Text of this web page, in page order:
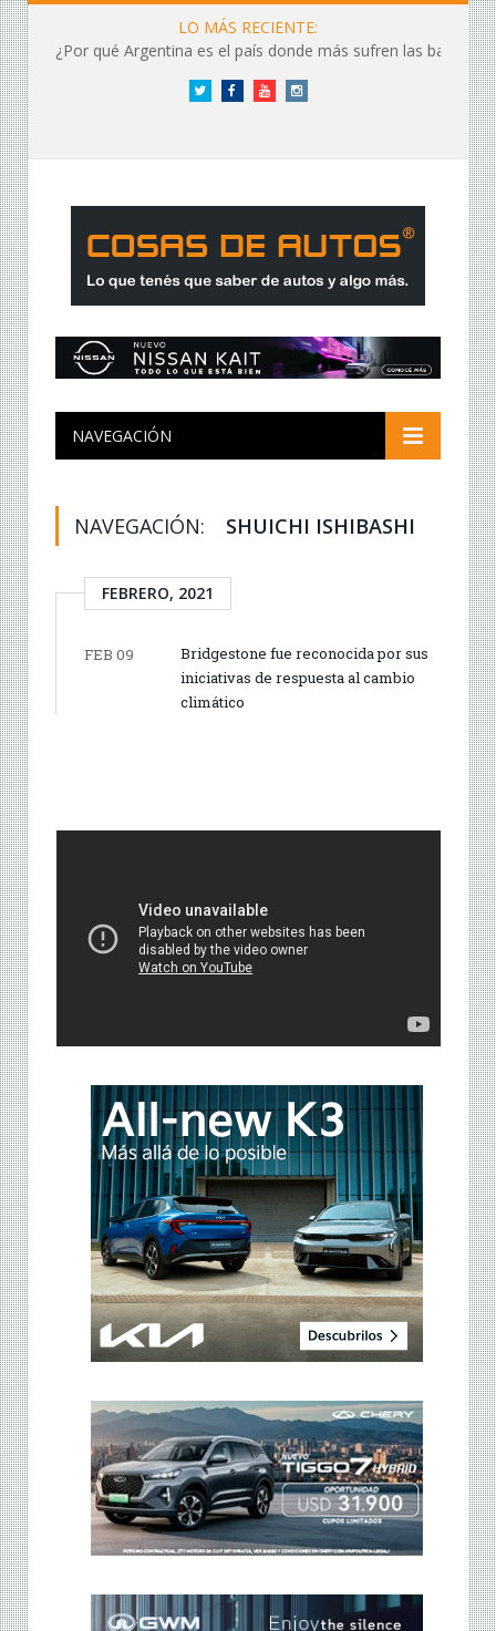
LO MÁS RECIENTE:
¿Por qué Argentina es el país donde más sufren las baterías?
Twitter FacebookYouTubeInstagram
NAVEGACIÓN
NAVEGACIÓN: SHUICHI ISHIBASHI
FEBRERO, 2021
FEB 09
Bridgestone fue reconocida por sus
iniciativas de respuesta al cambio
climático